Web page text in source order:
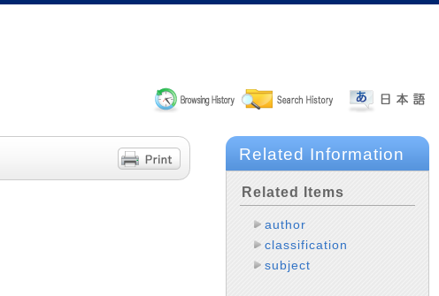
Related Information
Related Items
author
classification
subject